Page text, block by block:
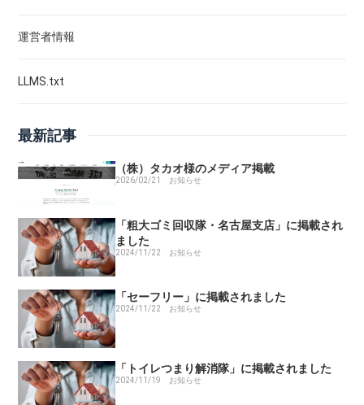
「粗大ゴミ回収本舗・福岡」に掲載されました
「粗大ゴミ回収隊」に掲載されました
「粗大ゴミ回収本舗」に掲載されました
「クリーンライフ」に掲載されました
「粗大ゴミ回収サービス」に掲載されました
「ファクタリング会社の口コミ」に掲載されました
「マルキンクリーン」に掲載されました
「水廻り修理サポートセンター」のサイトに掲載されました
運営者情報
LLMS.txt
最新記事
（株）タカオ様のメディア掲載
2026/02/21 お知らせ
「粗大ゴミ回収隊・名古屋支店」に掲載され
ました
2024/11/22 お知らせ
「セーフリー」に掲載されました
2024/11/22 お知らせ
「トイレつまり解消隊」に掲載されました
2024/11/19 お知らせ